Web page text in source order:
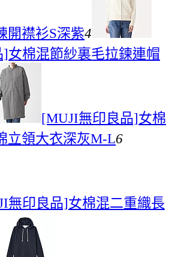
開襟衫S深紫4
女棉混節紗裏毛拉鍊連帽
[MUJI無印良品]女棉
立領大衣深灰M-L6
無印良品]女棉混二重織長